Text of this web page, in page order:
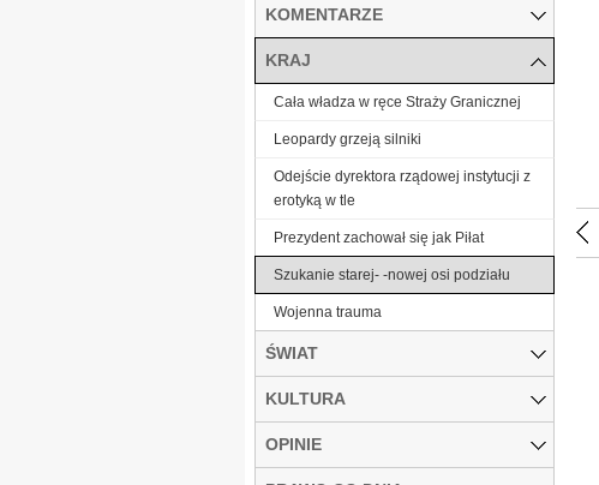
KOMENTARZE
KRAJ
Cała władza w ręce Straży Granicznej
Leopardy grzeją silniki
Odejście dyrektora rządowej instytucji z
erotyką w tle
Prezydent zachował się jak Piłat
Szukanie starej- -nowej osi podziału
Wojenna trauma
ŚWIAT
KULTURA
OPINIE